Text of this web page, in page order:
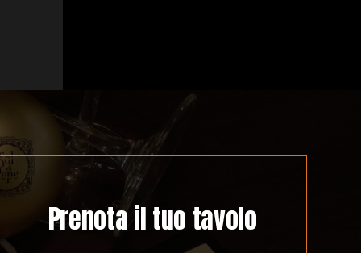
Prenota il tuo tavolo